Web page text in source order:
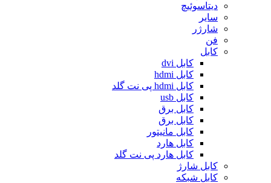
دیتاسوئیچ
سایر
شارژر
فن
کابل
کابل dvi
کابل hdmi
کابل hdmi پی نت گلد
کابل usb
کابل برق
کابل برق
کابل مانیتور
کابل هارد
کابل هارد پی نت گلد
کابل شارژ
کابل شبکه